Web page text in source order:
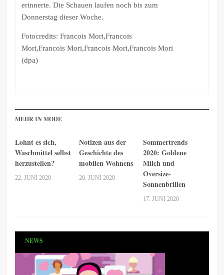
erinnerte. Die Schauen laufen noch bis zum
Donnerstag dieser Woche.
Fotocredits: Francois Mori,Francois
Mori,Francois Mori,Francois Mori,Francois Mori
(dpa)
MEHR IN MODE
Lohnt es sich,
Waschmittel selbst
herzustellen?
22. JUNI 2020
Notizen aus der
Geschichte des
mobilen Wohnens
20. JUNI 2020
Sommertrends
2020: Goldene
Milch und
Oversize-
Sonnenbrillen
17. JUNI 2020
NEWS